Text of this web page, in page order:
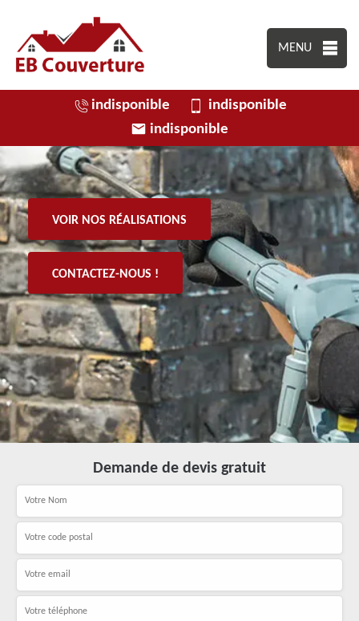
MENU
indisponible
indisponible
indisponible
VOIR NOS RÉALISATIONS
CONTACTEZ-NOUS !
Demande de devis gratuit